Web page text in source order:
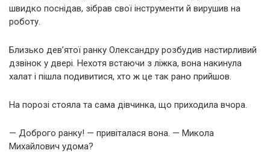
швидко поснідав, зібрав свої інструменти й вирушив на
роботу.
Близько дев’ятої ранку Олександру розбудив настирливий
дзвінок у двері. Нехотя встаючи з ліжка, вона накинула
халат і пішла подивитися, хто ж це так рано прийшов.
На порозі стояла та сама дівчинка, що приходила вчора.
— Доброго ранку! — привіталася вона. — Микола
Михайлович удома?